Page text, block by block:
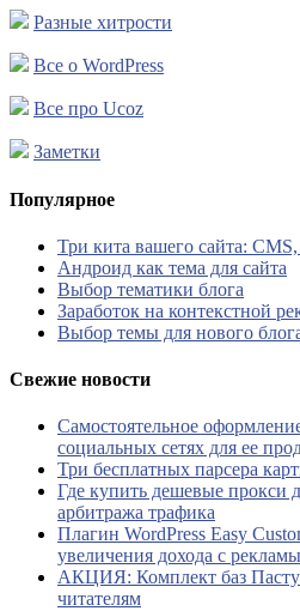
Разные хитрости
Все о WordPress
Все про Ucoz
Заметки
Популярное
Три кита вашего сайта:
Андроид как тема для сайта
Выбор тематики блога
Заработок на контекстной
Выбор темы для нового
Свежие новости
Самостоятельное
социальных сетях для ее
Три бесплатных парсера
Где купить дешевые прокси
арбитража трафика
Плагин WordPress Easy
увеличения дохода с
АКЦИЯ: Комплект баз
читателям